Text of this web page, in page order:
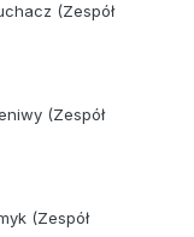
(Zespół
(Zespół
(Zespół